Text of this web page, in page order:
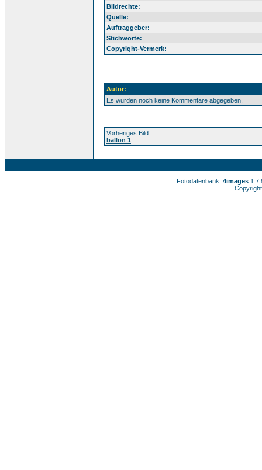
Bildrechte:
Quelle:
Auftraggeber:
Stichworte:
Copyright-Vermerk:
Autor:
Es wurden noch keine Kommentare abgegeben.
Vorheriges Bild:
ballon 1
Fotodatenbank: 4images